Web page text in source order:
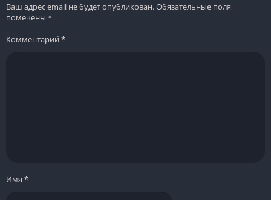
Ваш адрес email не будет опубликован.Обязательные поля
помечены *
Комментарий*
Имя *